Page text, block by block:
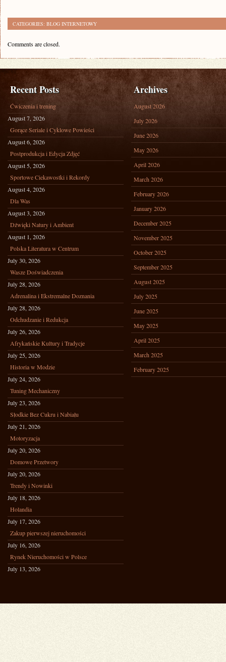
CATEGORIES: BLOG INTERNETOWY
Comments are closed.
Recent Posts
Ćwiczenia i trening
August 7, 2026
Gorące Seriale i Cyklowe Powieści
August 6, 2026
Postprodukcja i Edycja Zdjęć
August 5, 2026
Sportowe Ciekawostki i Rekordy
August 4, 2026
Dla Was
August 3, 2026
Dźwięki Natury i Ambient
August 1, 2026
Polska Literatura w Centrum
July 30, 2026
Wasze Doświadczenia
July 28, 2026
Adrenalina i Ekstremalne Doznania
July 28, 2026
Odchudzanie i Redukcja
July 26, 2026
Afrykańskie Kultury i Tradycje
July 25, 2026
Historia w Modzie
July 24, 2026
Tuning Mechaniczny
July 23, 2026
Słodkie Bez Cukru i Nabiału
July 21, 2026
Motoryzacja
July 20, 2026
Domowe Przetwory
July 20, 2026
Trendy i Nowinki
July 18, 2026
Holandia
July 17, 2026
Zakup pierwszej nieruchomości
July 16, 2026
Rynek Nieruchomości w Polsce
July 13, 2026
Archives
August 2026
July 2026
June 2026
May 2026
April 2026
March 2026
February 2026
January 2026
December 2025
November 2025
October 2025
September 2025
August 2025
July 2025
June 2025
May 2025
April 2025
March 2025
February 2025